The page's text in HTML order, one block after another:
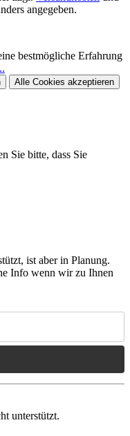
angegeben.
bestmögliche Erfahrung
Alle Cookies akzeptieren
Sie bitte, dass Sie
ist aber in Planung.
Info wenn wir zu Ihnen
unterstützt.